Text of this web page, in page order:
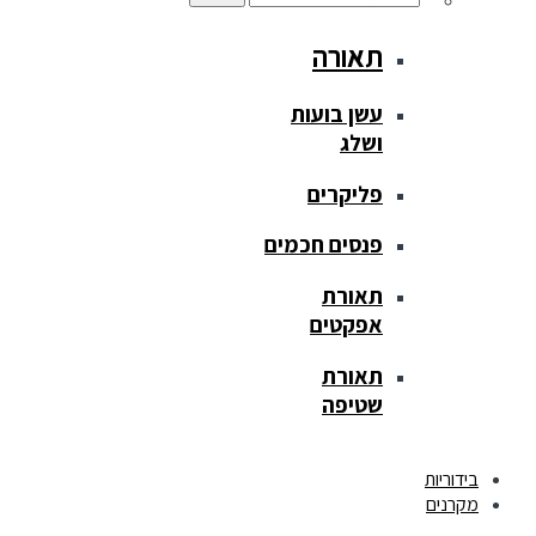
תאורה
עשן בועות
ושלג
פליקרים
פנסים חכמים
תאורת
אפקטים
תאורת
שטיפה
בידוריות
מקרנים